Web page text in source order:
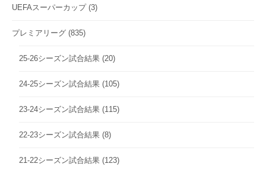
UEFAスーパーカップ(3)
プレミアリーグ (835)
25-26シーズン試合結果 (20)
24-25シーズン試合結果 (105)
23-24シーズン試合結果 (115)
22-23シーズン試合結果 (8)
21-22シーズン試合結果 (123)